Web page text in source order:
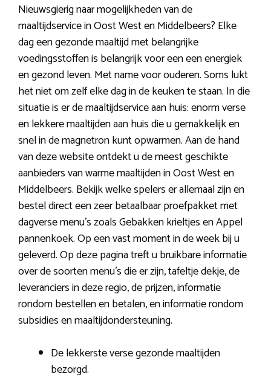
Nieuwsgierig naar mogelijkheden van de
maaltijdservice in Oost West en Middelbeers? Elke
dag een gezonde maaltijd met belangrijke
voedingsstoffen is belangrijk voor een een energiek
en gezond leven. Met name voor ouderen. Soms lukt
het niet om zelf elke dag in de keuken te staan. In die
situatie is er de maaltijdservice aan huis: enorm verse
en lekkere maaltijden aan huis die u gemakkelijk en
snel in de magnetron kunt opwarmen. Aan de hand
van deze website ontdekt u de meest geschikte
aanbieders van warme maaltijden in Oost West en
Middelbeers. Bekijk welke spelers er allemaal zijn en
bestel direct een zeer betaalbaar proefpakket met
dagverse menu’s zoals Gebakken krieltjes en Appel
pannenkoek. Op een vast moment in de week bij u
geleverd. Op deze pagina treft u bruikbare informatie
over de soorten menu’s die er zijn, tafeltje dekje, de
leveranciers in deze regio, de prijzen, informatie
rondom bestellen en betalen, en informatie rondom
subsidies en maaltijdondersteuning.
De lekkerste verse gezonde maaltijden
bezorgd.